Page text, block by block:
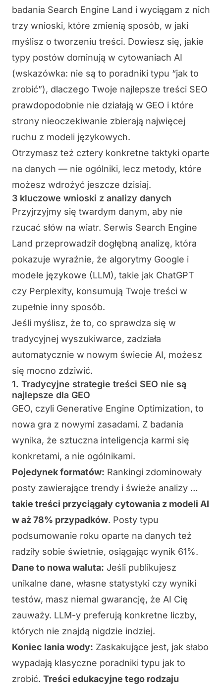
badania Search Engine Land i wyciągam z nich
trzy wnioski, które zmienią sposób, w jaki
myślisz o tworzeniu treści. Dowiesz się, jakie
typy postów dominują w cytowaniach AI
(wskazówka: nie są to poradniki typu “jak to
zrobić”), dlaczego Twoje najlepsze treści SEO
prawdopodobnie nie działają w GEO i które
strony nieoczekiwanie zbierają najwięcej
ruchu z modeli językowych.
Otrzymasz też cztery konkretne taktyki oparte
na danych — nie ogólniki, lecz metody, które
możesz wdrożyć jeszcze dzisiaj.
3 kluczowe wnioski z analizy danych
Przyjrzyjmy się twardym danym, aby nie
rzucać słów na wiatr. Serwis Search Engine
Land przeprowadził dogłębną analizę, która
pokazuje wyraźnie, że algorytmy Google i
modele językowe (LLM), takie jak ChatGPT
czy Perplexity, konsumują Twoje treści w
zupełnie inny sposób.
Jeśli myślisz, że to, co sprawdza się w
tradycyjnej wyszukiwarce, zadziała
automatycznie w nowym świecie AI, możesz
się mocno zdziwić.
1. Tradycyjne strategie treści SEO nie są
najlepsze dla GEO
GEO, czyli Generative Engine Optimization, to
nowa gra z nowymi zasadami. Z badania
wynika, że sztuczna inteligencja karmi się
konkretami, a nie ogólnikami.
Pojedynek formatów: Rankingi zdominowały
posty zawierające trendy i świeże analizy …
takie treści przyciągały cytowania z modeli AI
w aż 78% przypadków. Posty typu
podsumowanie roku oparte na danych też
radziły sobie świetnie, osiągając wynik 61%.
Dane to nowa waluta: Jeśli publikujesz
unikalne dane, własne statystyki czy wyniki
testów, masz niemal gwarancję, że AI Cię
zauważy. LLM-y preferują konkretne liczby,
których nie znajdą nigdzie indziej.
Koniec lania wody: Zaskakujące jest, jak słabo
wypadają klasyczne poradniki typu jak to
zrobić. Treści edukacyjne tego rodzaju